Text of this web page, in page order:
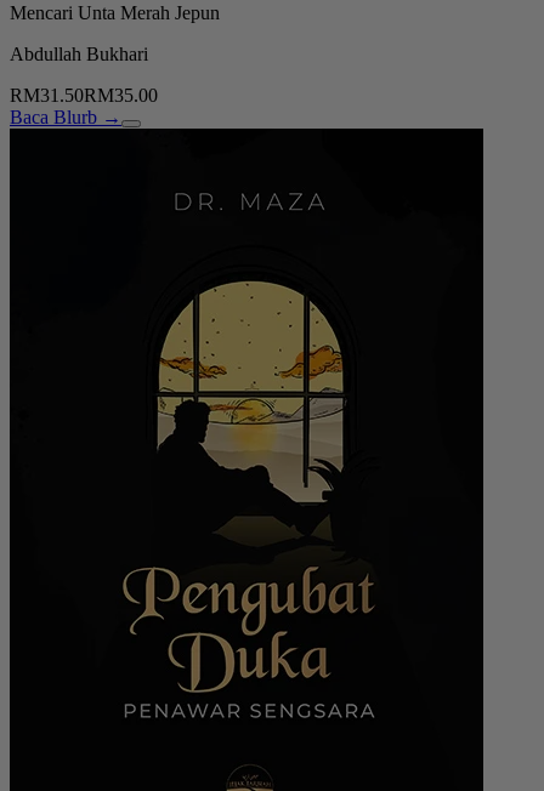
Mencari Unta Merah Jepun
Abdullah Bukhari
RM31.50RM35.00
Baca Blurb →